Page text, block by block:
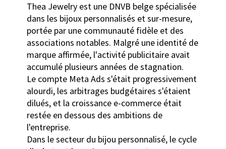
Thea Jewelry est une DNVB belge spécialisée
dans les bijoux personnalisés et sur-mesure,
portée par une communauté fidèle et des
associations notables. Malgré une identité de
marque affirmée, l'activité publicitaire avait
accumulé plusieurs années de stagnation.
Le compte Meta Ads s'était progressivement
alourdi, les arbitrages budgétaires s'étaient
dilués, et la croissance e-commerce était
restée en dessous des ambitions de
l'entreprise.
Dans le secteur du bijou personnalisé, le cycle